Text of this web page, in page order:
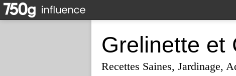
Grelinette et
Recettes Saines, Jardinage,